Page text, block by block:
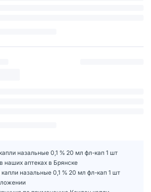
назальные 0,1 % 20 мл фл-кап 1 шт
наших аптеках в Брянске
назальные 0,1 % 20 мл фл-кап 1 шт